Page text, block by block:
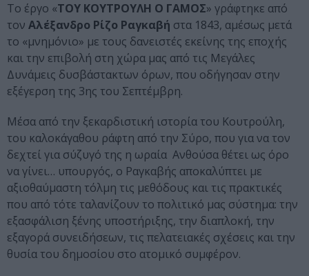
Το έργο «ΤΟΥ ΚΟΥΤΡΟΥΛΗ Ο ΓΑΜΟΣ» γράφτηκε από
τον Αλέξανδρο Ρίζο Ραγκαβή στα 1843, αμέσως μετά
το «μνημόνιο» με τους δανειστές εκείνης της εποχής
και την επιβολή στη χώρα μας από τις Μεγάλες
Δυνάμεις δυσβάστακτων όρων, που οδήγησαν στην
εξέγερση της 3ης του Σεπτέμβρη.
Μέσα από την ξεκαρδιστική ιστορία του Κουτρούλη,
του καλοκάγαθου ράφτη από την Σύρο, που για να τον
δεχτεί για σύζυγό της η ωραία Ανθούσα θέτει ως όρο
να γίνει… υπουργός, ο Ραγκαβής αποκαλύπτει με
αξιοθαύμαστη τόλμη τις μεθόδους και τις πρακτικές
που από τότε ταλανίζουν το πολιτικό μας σύστημα: την
εξασφάλιση ξένης υποστήριξης, την διαπλοκή, την
εξαγορά συνειδήσεων, τις πελατειακές σχέσεις και την
θυσία του δημοσίου στο ατομικό συμφέρον.